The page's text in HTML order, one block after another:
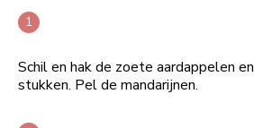
Schil en hak de zoete aardappelen
stukken. Pel de mandarijnen.